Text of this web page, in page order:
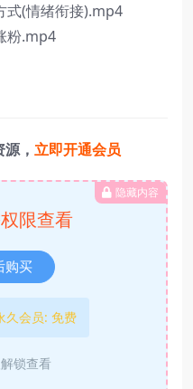
式(情绪衔接).mp4
粉.mp4
， 立即开通会员
隐藏内容
限查看
购买
久会员: 免费
锁查看